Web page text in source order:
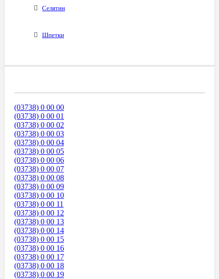
Селятин
Шпетки
(03738) 0 00 00
(03738) 0 00 01
(03738) 0 00 02
(03738) 0 00 03
(03738) 0 00 04
(03738) 0 00 05
(03738) 0 00 06
(03738) 0 00 07
(03738) 0 00 08
(03738) 0 00 09
(03738) 0 00 10
(03738) 0 00 11
(03738) 0 00 12
(03738) 0 00 13
(03738) 0 00 14
(03738) 0 00 15
(03738) 0 00 16
(03738) 0 00 17
(03738) 0 00 18
(03738) 0 00 19